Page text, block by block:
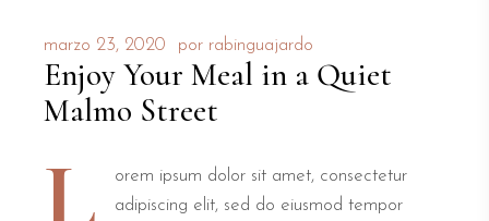
marzo 23, 2020 por rabinguajardo
Enjoy Your Meal in a Quiet
Malmo Street
orem ipsum dolor sit amet, consectetur
adipiscing elit, sed do eiusmod tempor